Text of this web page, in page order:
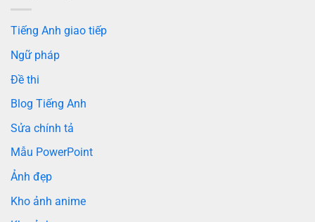
Tiếng Anh giao tiếp
Ngữ pháp
Đề thi
Blog Tiếng Anh
Sửa chính tả
Mẫu PowerPoint
Ảnh đẹp
Kho ảnh anime